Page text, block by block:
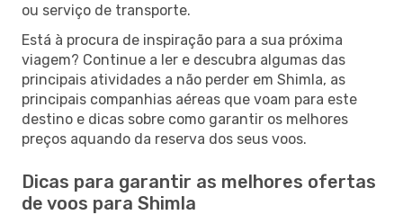
ou serviço de transporte.
Está à procura de inspiração para a sua próxima
viagem? Continue a ler e descubra algumas das
principais atividades a não perder em Shimla, as
principais companhias aéreas que voam para este
destino e dicas sobre como garantir os melhores
preços aquando da reserva dos seus voos.
Dicas para garantir as melhores ofertas
de voos para Shimla